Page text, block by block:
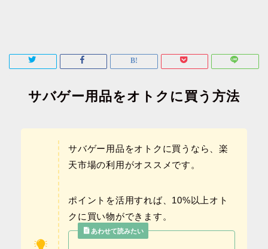
サバゲー用品をオトクに買う方法
サバゲー用品をオトクに買うなら、楽
天市場の利用がオススメです。
ポイントを活用すれば、10%以上オト
クに買い物ができます。
あわせて読みたい